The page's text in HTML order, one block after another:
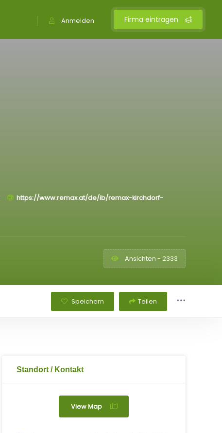
Firma eintragen
Anmelden
https://www.remax.at/de/ib/remax-kirchdorf-
Ansichten - 2333
Speichern Teilen
Standort / Kontakt
View Map